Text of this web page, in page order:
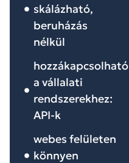
skálázható,
beruházás
nélkül
hozzákapcsolható
a vállalati
rendszerekhez:
API-k
webes felületen
könnyen